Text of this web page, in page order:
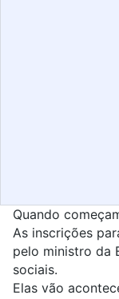
Quando
As inscrições
pelo ministro da
sociais.
Elas vão